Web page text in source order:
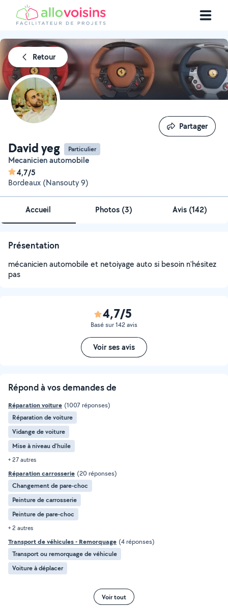
Retour
David yeg Particulier
Mecanicien automobile
4,7/5
Bordeaux (Nansouty 9)
Partager
Partager
Accueil Photos (3) Avis (142)
Présentation
mécanicien automobile et netoiyage auto si besoin n'hésitez
pas
4,7/5
Basé sur 142 avis
Voir ses avis
Répond à vos demandes de
Réparation voiture (1007 réponses)
Réparation de voiture
Vidange de voiture
Mise à niveau d'huile
+ 27 autres
Réparation carrosserie (20 réponses)
Changement de pare-choc
Peinture de carrosserie
Peinture de pare-choc
+ 2 autres
Transport de véhicules - Remorquage (4 réponses)
Transport ou remorquage de véhicule
Voiture à déplacer
Voir tout